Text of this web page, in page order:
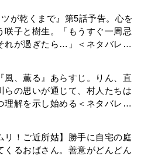
ツが乾くまで』第5話予告。心を
咲子と樹生。「もうすぐ一周忌
れが過ぎたら…」＜ネタバレあ
風、薫る』あらすじ。りん、直
らの思いが通じて、村人たちは
理解を示し始める＜ネタバレあ
リ！ご近所姑】勝手に自宅の庭
くるおばさん。善意がどんどん